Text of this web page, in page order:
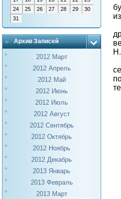
24
25 26 27 28 29
30
31
Архив Записей
2012 Март
2012 Апрель
2012 Май
2012 Июнь
2012 Июль
2012 Август
2012 Сентябрь
2012 Октябрь
2012 Ноябрь
2012 Декабрь
2013 Январь
2013 Февраль
2013 Март